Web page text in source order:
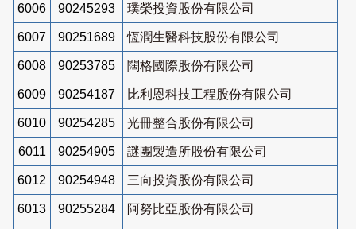
6006 90245293 璞榮投資股份有限公司
6007 90251689 恆潤生醫科技股份有限公司
6008 90253785 闊格國際股份有限公司
6009 90254187 比利恩科技工程股份有限公司
6010 90254285 光冊整合股份有限公司
6011 90254905 謎團製造所股份有限公司
6012 90254948 三向投資股份有限公司
6013 90255284 阿努比亞股份有限公司